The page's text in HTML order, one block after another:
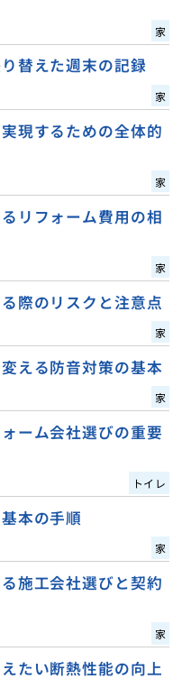
家
替えた週末の記録
家
現するための全体的
家
リフォーム費用の相
家
際のリスクと注意点
家
える防音対策の基本
家
ーム会社選びの重要
トイレ
本の手順
家
施工会社選びと契約
家
たい断熱性能の向上